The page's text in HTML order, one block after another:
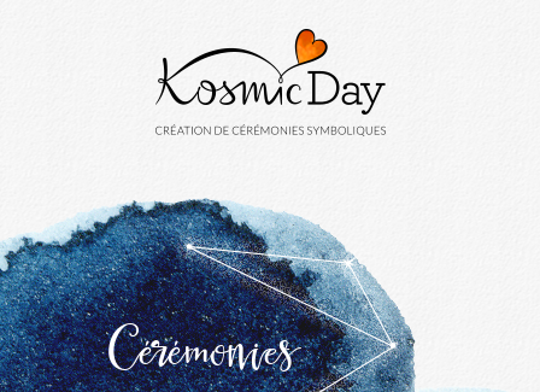
Cérémonies